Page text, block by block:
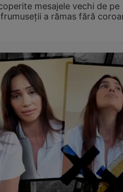
mesajele vechi de pe
a rămas fără